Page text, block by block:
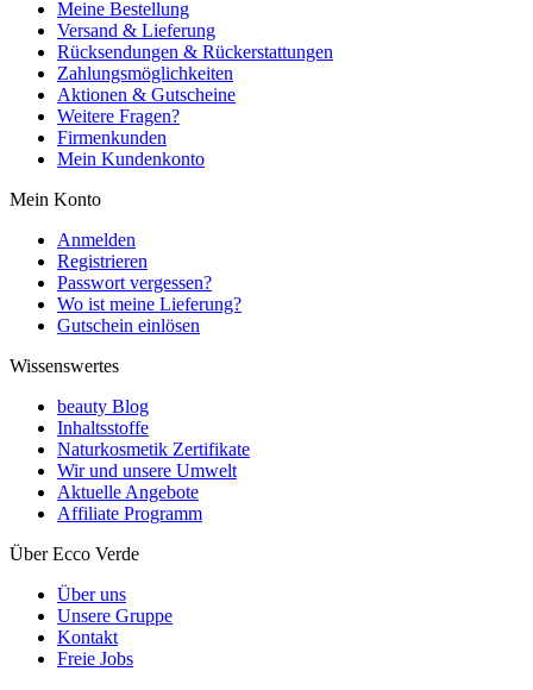
Meine Bestellung
Versand & Lieferung
Rücksendungen & Rückerstattungen
Zahlungsmöglichkeiten
Aktionen & Gutscheine
Weitere Fragen?
Firmenkunden
Mein Kundenkonto
Mein Konto
Anmelden
Registrieren
Passwort vergessen?
Wo ist meine Lieferung?
Gutschein einlösen
Wissenswertes
beauty Blog
Inhaltsstoffe
Naturkosmetik Zertifikate
Wir und unsere Umwelt
Aktuelle Angebote
Affiliate Programm
Über Ecco Verde
Über uns
Unsere Gruppe
Kontakt
Freie Jobs